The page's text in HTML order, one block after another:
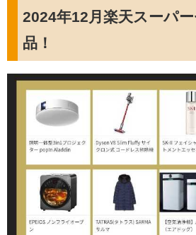
2024年12月楽天スーパ
品！